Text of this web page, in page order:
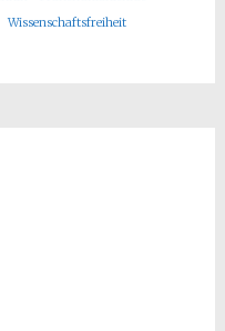
Wissenschaftsfreiheit